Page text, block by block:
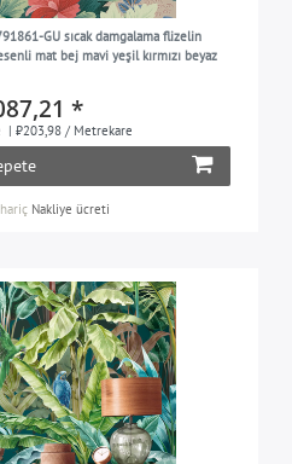
GU sıcak damgalama flizelin
mat bej mavi yeşil kırmızı beyaz
*
| ₺203,98 / Metrekare
hariç Nakliye ücreti